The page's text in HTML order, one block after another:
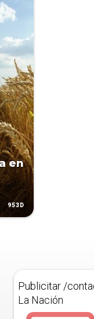
en
953D
Publicitar /
La Nación